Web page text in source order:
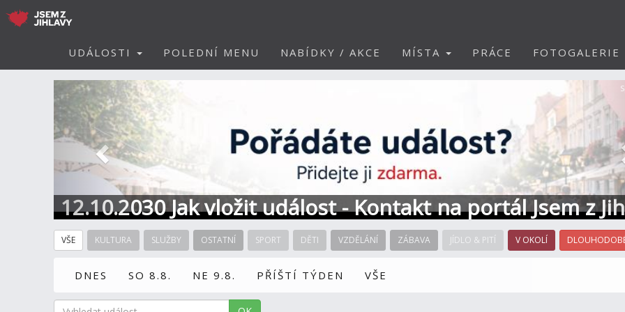
UDÁLOSTI POLEDNÍ MENU NABÍDKY / AKCE MÍSTA PRÁCE FOTOGALERIE
12.10.2030 Jak vložit událost - Kontakt na portál Jsem z
Předchozí
VŠE KULTURA SLUŽBY OSTATNÍ SPORT DĚTI VZDĚLÁNÍ ZÁBAVA JÍDLO & PITÍ V OKOLÍ
DNES SO 8.8. NE 9.8. PŘÍŠTÍ TÝDEN VŠE